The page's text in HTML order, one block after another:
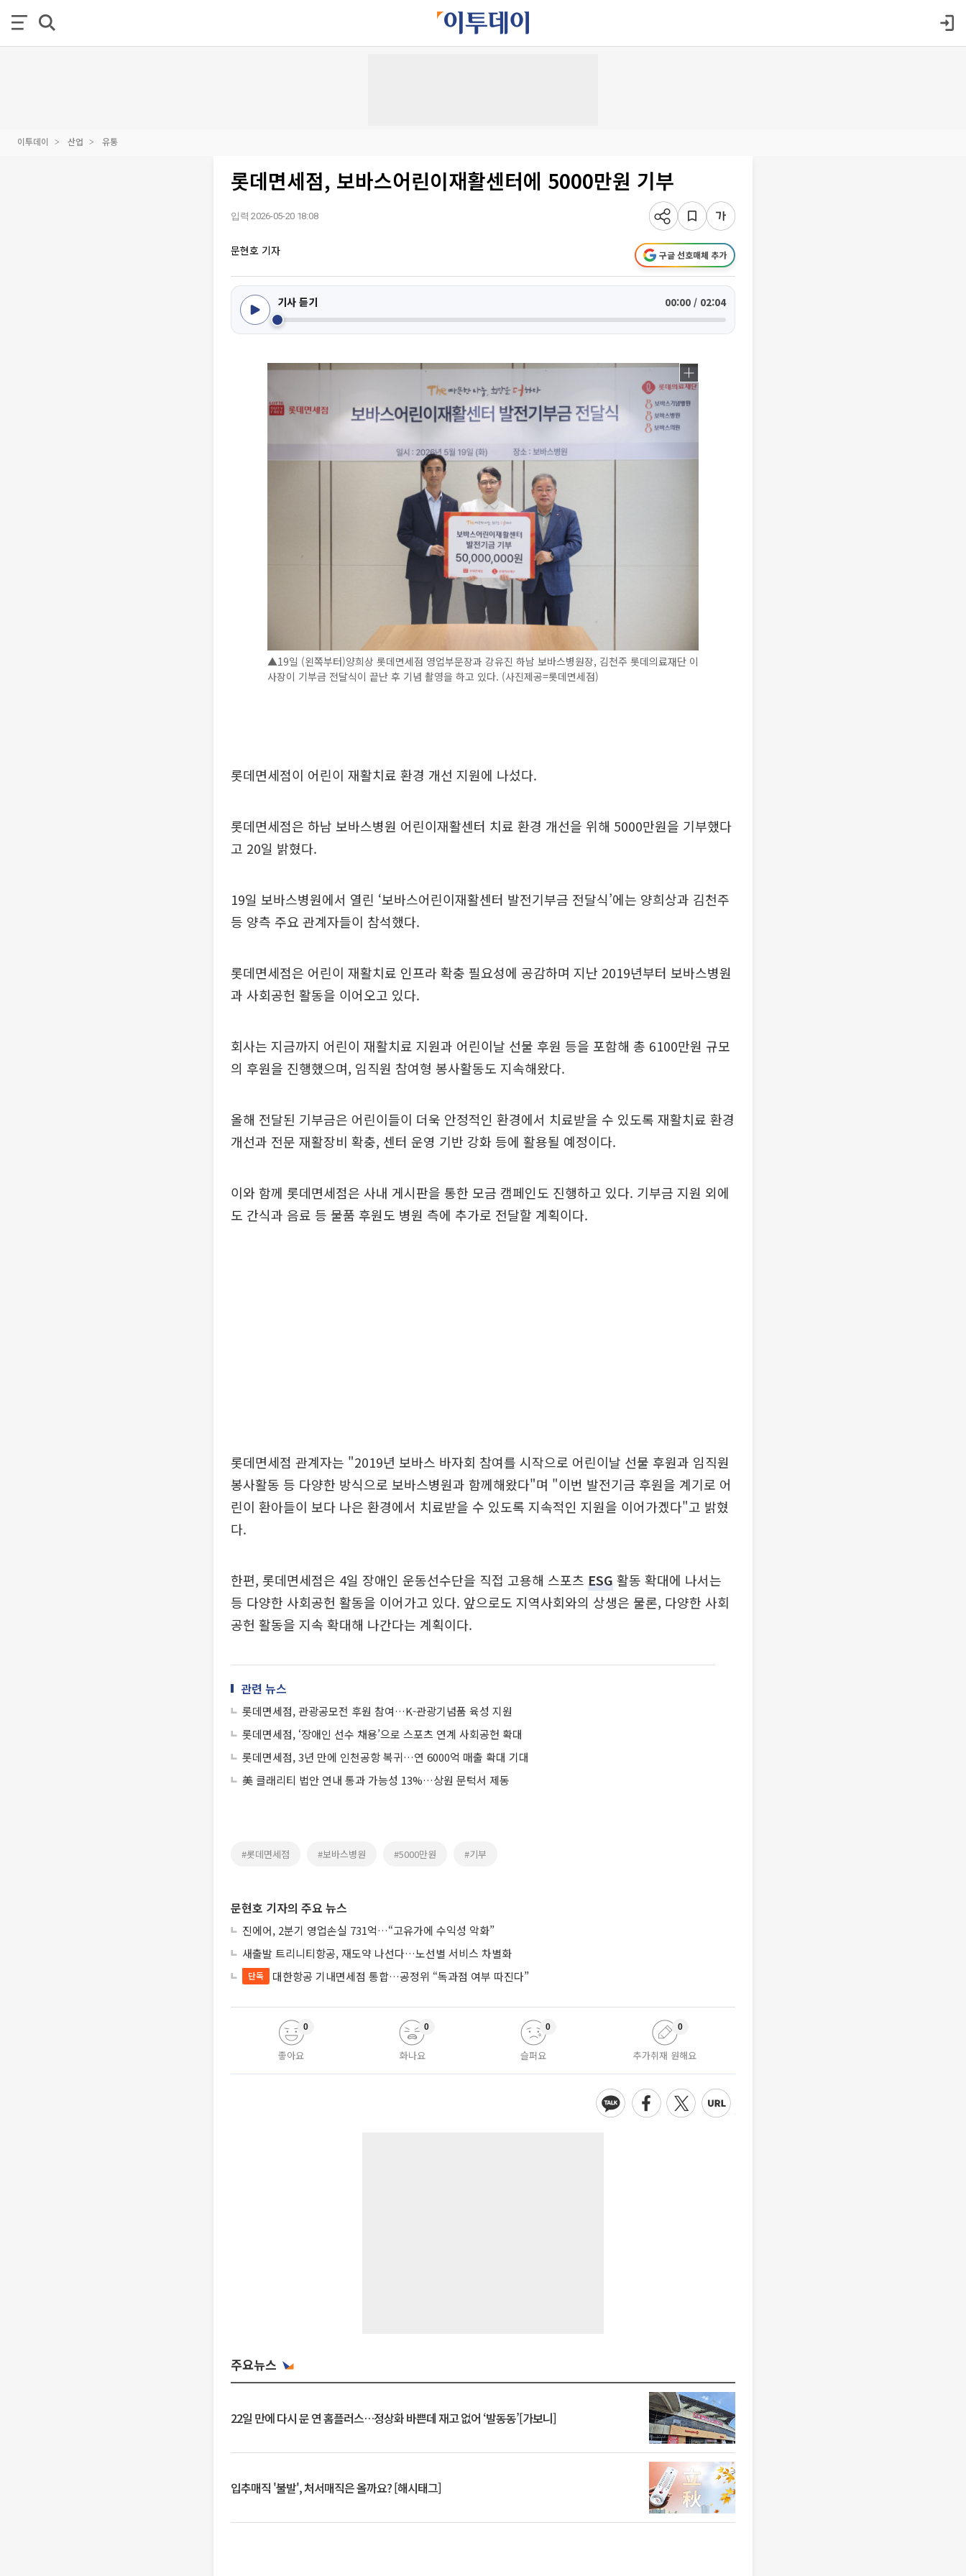
이투데이 산업 유통
롯데면세점, 보바스어린이재활센터에 5000만원 기부
입력 2026-05-20 18:08
문현호 기자 구글 선호매체 추가
기사 듣기 00:00 / 02:04
▲19일 (왼쪽부터)양희상 롯데면세점 영업부문장과 강유진 하남 보바스병원장, 김천주 롯데의료재단 이
사장이 기부금 전달식이 끝난 후 기념 촬영을 하고 있다. (사진제공=롯데면세점)
롯데면세점이 어린이 재활치료 환경 개선 지원에 나섰다.
롯데면세점은 하남 보바스병원 어린이재활센터 치료 환경 개선을 위해 5000만원을 기부했다
고 20일 밝혔다.
19일 보바스병원에서 열린 ‘보바스어린이재활센터 발전기부금 전달식’에는 양희상과 김천주
등 양측 주요 관계자들이 참석했다.
롯데면세점은 어린이 재활치료 인프라 확충 필요성에 공감하며 지난 2019년부터 보바스병원
과 사회공헌 활동을 이어오고 있다.
회사는 지금까지 어린이 재활치료 지원과 어린이날 선물 후원 등을 포함해 총 6100만원 규모
의 후원을 진행했으며, 임직원 참여형 봉사활동도 지속해왔다.
올해 전달된 기부금은 어린이들이 더욱 안정적인 환경에서 치료받을 수 있도록 재활치료 환경
개선과 전문 재활장비 확충, 센터 운영 기반 강화 등에 활용될 예정이다.
이와 함께 롯데면세점은 사내 게시판을 통한 모금 캠페인도 진행하고 있다. 기부금 지원 외에
도 간식과 음료 등 물품 후원도 병원 측에 추가로 전달할 계획이다.
롯데면세점 관계자는 "2019년 보바스 바자회 참여를 시작으로 어린이날 선물 후원과 임직원
봉사활동 등 다양한 방식으로 보바스병원과 함께해왔다"며 "이번 발전기금 후원을 계기로 어
린이 환아들이 보다 나은 환경에서 치료받을 수 있도록 지속적인 지원을 이어가겠다"고 밝혔
다.
한편, 롯데면세점은 4일 장애인 운동선수단을 직접 고용해 스포츠 ESG활동 확대에 나서는
등 다양한 사회공헌 활동을 이어가고 있다. 앞으로도 지역사회와의 상생은 물론, 다양한 사회
공헌 활동을 지속 확대해 나간다는 계획이다.
관련 뉴스
롯데면세점, 관광공모전 후원 참여…K-관광기념품 육성 지원
롯데면세점, ‘장애인 선수 채용’으로 스포츠 연계 사회공헌 확대
롯데면세점, 3년 만에 인천공항 복귀…연 6000억 매출 확대 기대
美 클래리티 법안 연내 통과 가능성 13%…상원 문턱서 제동
#롯데면세점 #보바스병원 #5000만원 #기부
문현호 기자의 주요 뉴스
진에어, 2분기 영업손실 731억…“고유가에 수익성 악화”
새출발 트리니티항공, 재도약 나선다…노선별 서비스 차별화
단독 대한항공 기내면세점 통합…공정위 “독과점 여부 따진다”
좋아요
0
화나요
0
슬퍼요
0
추가취재 원해요
0
주요뉴스
22일 만에 다시 문 연 홈플러스…정상화 바쁜데 재고 없어 ‘발동동’[가보니]
입추매직 '불발', 처서매직은 올까요? [해시태그]